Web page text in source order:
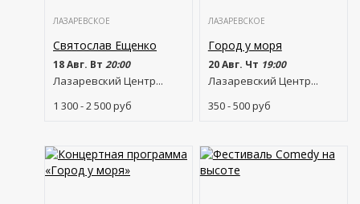
ЛАЗАРЕВСКОЕ
Святослав Ещенко
18 Авг. Вт 20:00
Лазаревский Центр...
1 300 - 2 500руб
ЛАЗАРЕВСКОЕ
Город у моря
20 Авг. Чт 19:00
Лазаревский Центр...
350 - 500руб